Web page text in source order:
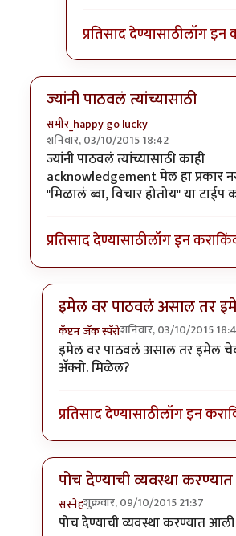
प्रतिसाद देण्यासाठीलॉग इन
ज्यांनी पाठवलं त्यांच्यासाठी
समीर_happy go lucky
शनिवार, 03/10/2015 18:42
ज्यांनी पाठवलं त्यांच्यासाठी काही
acknowledgement मेल हा प्रकार
"मिळालं ब्वा, विचार होतोय" या टाईप
प्रतिसाद देण्यासाठीलॉग इन करा
इमेल वर पाठवलं असाल तर
कॅप्टन जॅक स्पॅरोशनिवार, 03/10/2015
In reply toज्यांनी पाठवलं
इमेल वर पाठवलं असाल तर इमेल
अ‍ॅक्नो. मिळेल?
प्रतिसाद देण्यासाठीलॉग इन करा
पोच देण्याची व्यवस्था करण्यात
सस्नेहशुक्रवार, 09/10/2015 21:37
In reply toज्यांनी पाठवलं
पोच देण्याची व्यवस्था करण्यात